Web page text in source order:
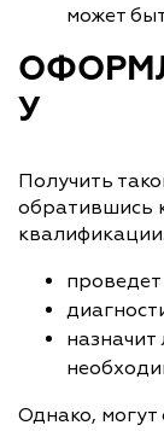
может
У
Получить
обратившись
Однако,